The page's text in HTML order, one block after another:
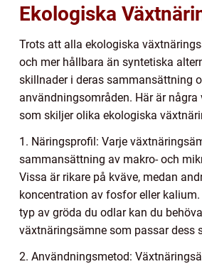
Ekologiska
Trots att alla ekologiska
och mer hållbara än syntetiska
skillnader i deras sammansättning
användningsområden. Här är
som skiljer olika ekologiska
1. Näringsprofil: Varje
sammansättning av makro- och
Vissa är rikare på kväve, medan
koncentration av fosfor eller kalium.
typ av gröda du odlar kan du
växtnäringsämne som passar dess
2. Användningsmetod: